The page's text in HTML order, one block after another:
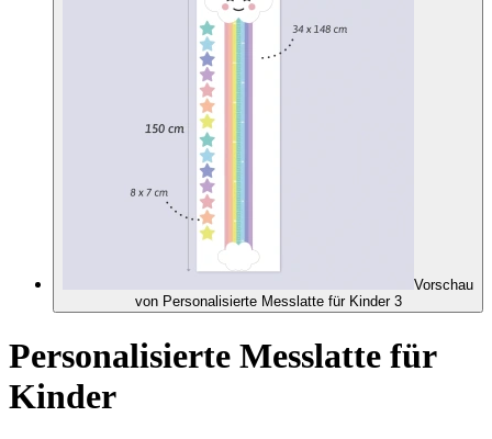
Vorschau
von Personalisierte Messlatte für Kinder 3
Personalisierte Messlatte für
Kinder